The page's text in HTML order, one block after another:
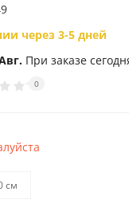
через 3-5 дней
При заказе
0
см